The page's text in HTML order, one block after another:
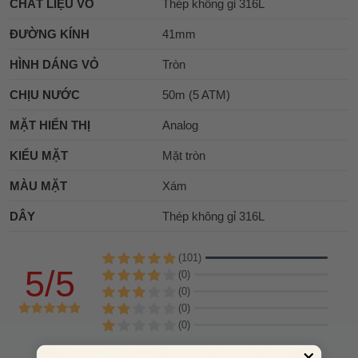
CHẤT LIỆU VỎ Thép không gỉ 316L
ĐƯỜNG KÍNH 41mm
HÌNH DÁNG VỎ Tròn
CHỊU NƯỚC 50m (5 ATM)
MẶT HIỂN THỊ Analog
KIỂU MẶT Mặt tròn
MÀU MẶT Xám
DÂY Thép không gỉ 316L
5/5
(101)
(0)
(0)
(0)
(0)